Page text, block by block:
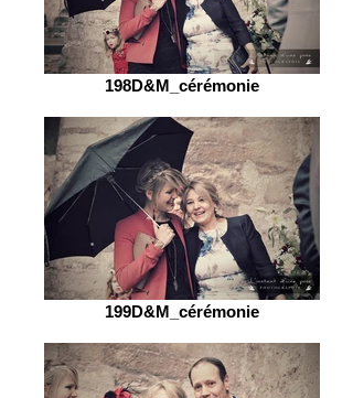
198D&M_cérémonie
199D&M_cérémonie